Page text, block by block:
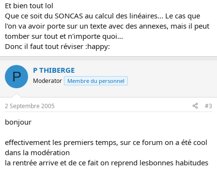
Et bien tout lol
Que ce soit du SONCAS au calcul des linéaires... Le cas que
l'on va avoir porte sur un texte avec des annexes, mais il peut
tomber sur tout et n'importe quoi...
Donc il faut tout réviser :happy:
P P THIBERGE
Moderator Membre du personnel
2 Septembre 2005 #3
bonjour
effectivement les premiers temps, sur ce forum on a été cool
dans la modération
la rentrée arrive et de ce fait on reprend lesbonnes habitudes